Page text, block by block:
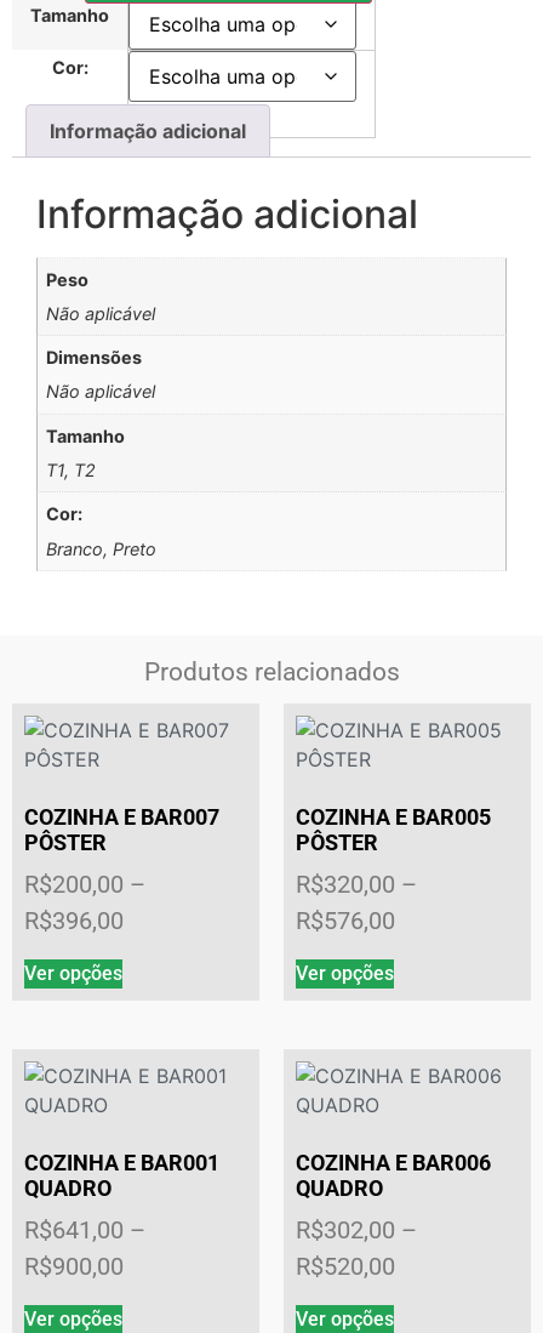
Tamanho
Cor:
Informação adicional
Informação adicional
Peso
Não aplicável
Dimensões
Não aplicável
Tamanho
T1, T2
Cor:
Branco, Preto
Produtos relacionados
COZINHA E BAR007
PÔSTER
R$200,00 –
R$396,00
Ver opções
COZINHA E BAR005
PÔSTER
R$320,00 –
R$576,00
Ver opções
COZINHA E BAR001
QUADRO
R$641,00 –
R$900,00
Ver opções
COZINHA E BAR006
QUADRO
R$302,00 –
R$520,00
Ver opções